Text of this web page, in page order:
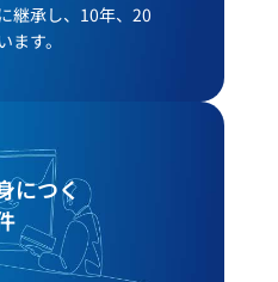
継承し、10年、20
す。
につく